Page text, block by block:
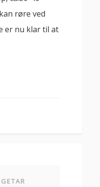
røre ved
er nu klar til at